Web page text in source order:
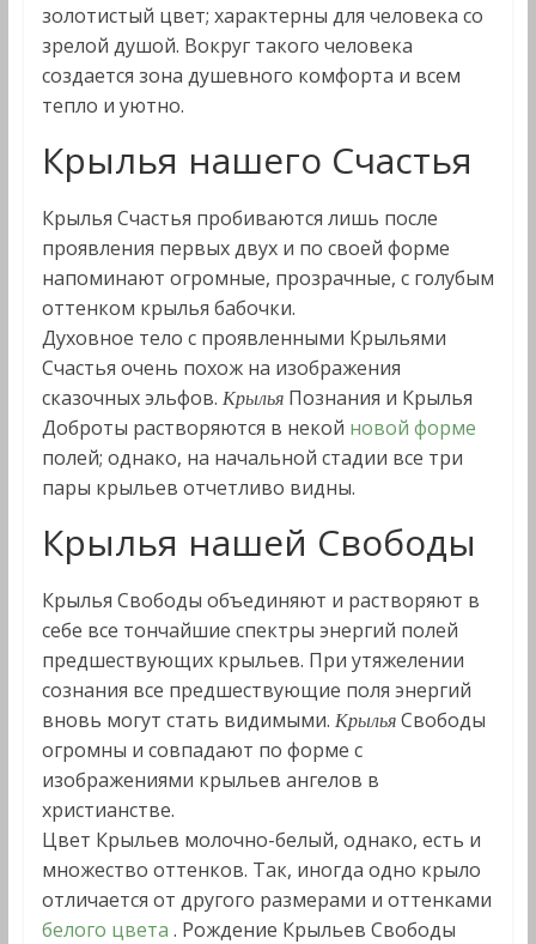
золотистый цвет; характерны для человека со
зрелой душой. Вокруг такого человека
создается зона душевного комфорта и всем
тепло и уютно.
Крылья нашего Счастья
Крылья Счастья пробиваются лишь после
проявления первых двух и по своей форме
напоминают огромные, прозрачные, с голубым
оттенком крылья бабочки.
Духовное тело с проявленными Крыльями
Счастья очень похож на изображения
сказочных эльфов. Крылья Познания и Крылья
Доброты растворяются в некой новой форме
полей; однако, на начальной стадии все три
пары крыльев отчетливо видны.
Крылья нашей Свободы
Крылья Свободы объединяют и растворяют в
себе все тончайшие спектры энергий полей
предшествующих крыльев. При утяжелении
сознания все предшествующие поля энергий
вновь могут стать видимыми. Крылья Свободы
огромны и совпадают по форме с
изображениями крыльев ангелов в
христианстве.
Цвет Крыльев молочно-белый, однако, есть и
множество оттенков. Так, иногда одно крыло
отличается от другого размерами и оттенками
белого цвета . Рождение Крыльев Свободы